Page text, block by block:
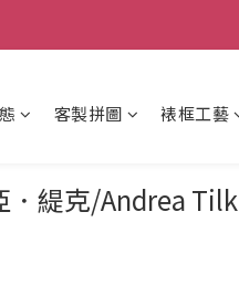
客製拼圖 裱框工藝
．緹克/Andrea Tilk